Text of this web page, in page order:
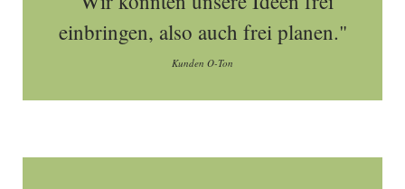
einbringen, also auch frei planen."
Kunden O-Ton